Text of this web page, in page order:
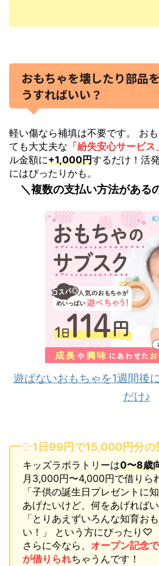
おもちゃを壊したり部品
うすればいい？
軽い傷なら補填は不要です。 お
ても大丈夫な 「紛失安心サービス
ル金額に+1,000円するだけ！活
にはぴったりかも。
＼複数の支払い方法がある
遊ばないおもちゃを1週間後
だけ♪
1日99円で15,000円分の
キッズラボラトリーは0〜8歳
月3,000円〜4,000円で借りら
「子供の誕生日プレゼントに
あげたいけど、何をあげれば
「とりあえずいろんな知育お
い！」 という方にぴったり♡
さらに今なら、 オープン記念
が借りられちゃうんです！